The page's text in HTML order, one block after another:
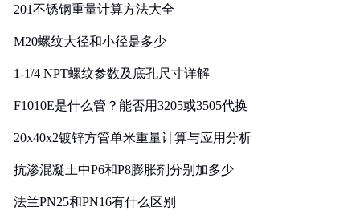
201不锈钢重量计算方法大全
M20螺纹大径和小径是多少
1-1/4 NPT螺纹参数及底孔尺寸详解
F1010E是什么管？能否用3205或3505代换
20x40x2镀锌方管单米重量计算与应用分析
抗渗混凝土中P6和P8膨胀剂分别加多少
法兰PN25和PN16有什么区别